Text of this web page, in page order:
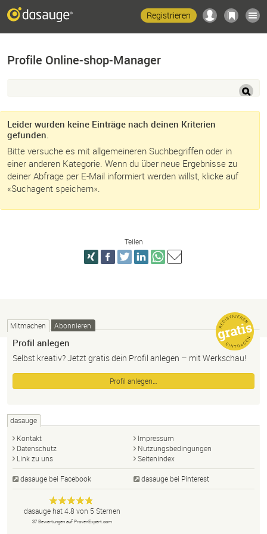
Registrieren
Profile Online-shop-Manager
Leider wurden keine Einträge nach deinen Kriterien
gefunden.
Bitte versuche es mit allgemeineren Suchbegriffen oder in
einer anderen Kategorie. Wenn du über neue Ergebnisse zu
deiner Abfrage per E-Mail informiert werden willst, klicke auf
«Suchagent speichern».
Teilen
Mitmachen Abonnieren
Profil anlegen
Selbst kreativ? Jetzt gratis dein Profil anlegen – mit Werkschau!
Profil anlegen…
dasauge
Kontakt
Impressum
Datenschutz
Nutzungsbedingungen
Link zu uns
Seitenindex
dasauge bei Facebook dasauge bei Pinterest
dasauge
Designer,
Fotografen,
Anonym
dasaugehat4.8 von 5 Sternen
37Bewertungen auf ProvenExpert.com